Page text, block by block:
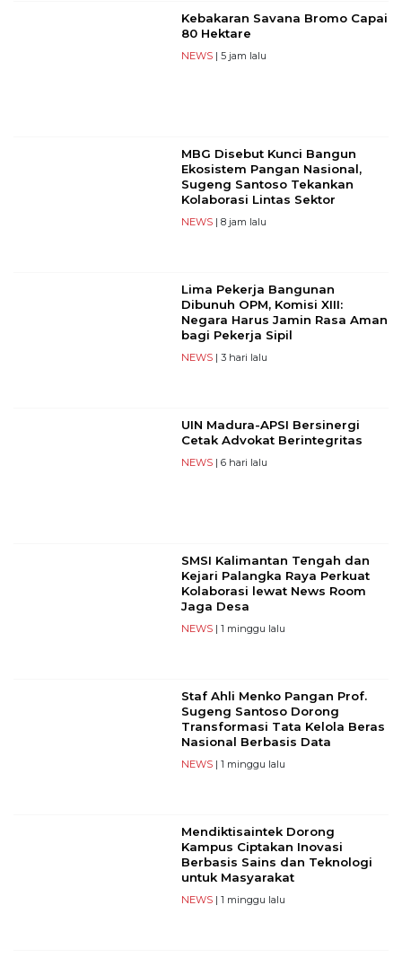
Kebakaran Savana Bromo Capai
80 Hektare
NEWS| 5 jam lalu
MBG Disebut Kunci Bangun
Ekosistem Pangan Nasional,
Sugeng Santoso Tekankan
Kolaborasi Lintas Sektor
NEWS| 8 jam lalu
Lima Pekerja Bangunan
Dibunuh OPM, Komisi XIII:
Negara Harus Jamin Rasa Aman
bagi Pekerja Sipil
NEWS| 3 hari lalu
UIN Madura-APSI Bersinergi
Cetak Advokat Berintegritas
NEWS| 6 hari lalu
SMSI Kalimantan Tengah dan
Kejari Palangka Raya Perkuat
Kolaborasi lewat News Room
Jaga Desa
NEWS| 1 minggu lalu
Staf Ahli Menko Pangan Prof.
Sugeng Santoso Dorong
Transformasi Tata Kelola Beras
Nasional Berbasis Data
NEWS| 1 minggu lalu
Mendiktisaintek Dorong
Kampus Ciptakan Inovasi
Berbasis Sains dan Teknologi
untuk Masyarakat
NEWS| 1 minggu lalu